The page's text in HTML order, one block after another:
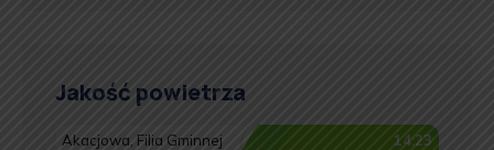
Jakość powietrza